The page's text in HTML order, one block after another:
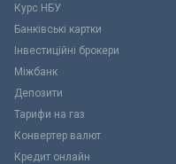
Курс НБУ
Банківські картки
Інвестиційні брокери
Міжбанк
Депозити
Тарифи на газ
Конвертер валют
Кредит онлайн